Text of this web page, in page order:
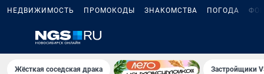
НЕДВИЖИМОСТЬ ПРОМОКОДЫ ЗНАКОМСТВА ПОГОДА
Жёсткая соседская драка Застройщики